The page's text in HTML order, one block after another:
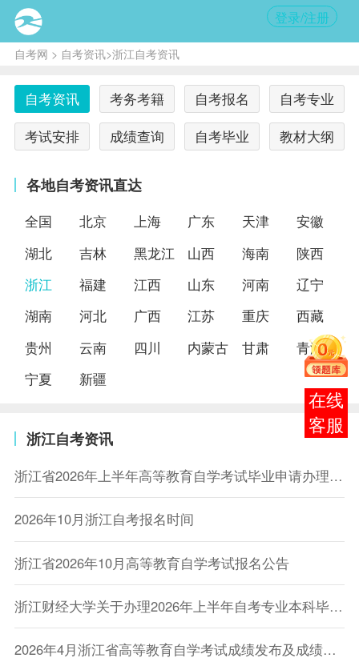
登录/注册
自考网 > 自考资讯>浙江自考资讯
自考资讯 考务考籍 自考报名
自考专业
考试安排
成绩查询 自考毕业 教材大纲
各地自考资讯直达
全国 北京 上海 广东 天津
安徽
湖北
吉林 黑龙江 山西 海南
陕西
浙江
福建 江西 山东 河南
辽宁
湖南
河北 广西 江苏 重庆
西藏
贵州
云南 四川 内蒙古 甘肃
青海
宁夏
新疆
浙江自考资讯
浙江省2026年上半年高等教育自学考试毕业申请办理公告
2026年10月浙江自考报名时间
浙江省2026年10月高等教育自学考试报名公告
​浙江财经大学关于办理2026年上半年自考专业本科毕业生学士学位申请的通知
2026年4月浙江省高等教育自学考试成绩发布及成绩查对事宜通告
在线
客服